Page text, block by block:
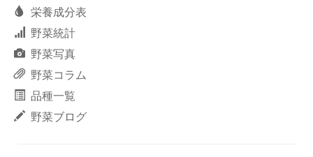
栄養成分表
野菜統計
野菜写真
野菜コラム
品種一覧
野菜ブログ